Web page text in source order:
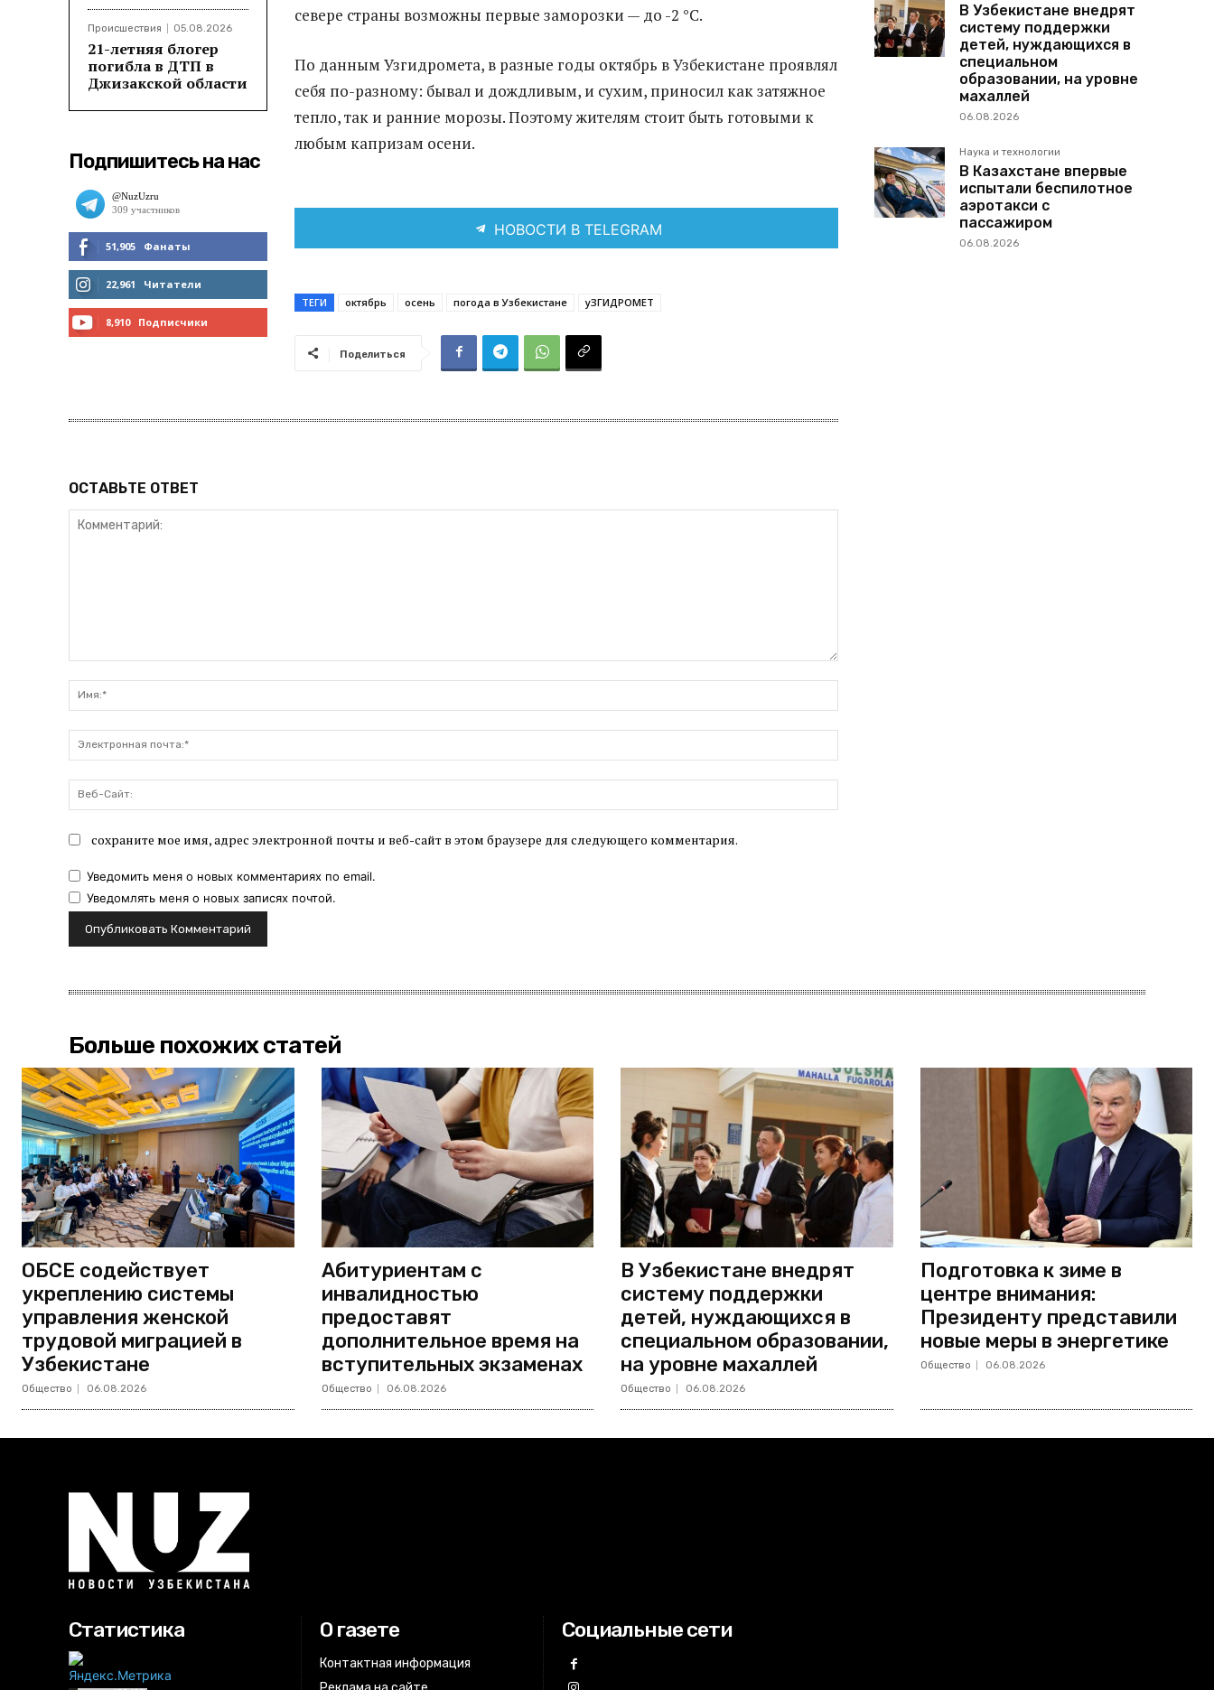
Происшествия 05.08.2026
21-летняя блогер
погибла в ДТП в
Джизакской области
Подпишитесь на нас
51,905 Фанаты
МНЕ НРАВИТСЯ
22,961 Читатели
8,910 Подписчики
севере страны возможны первые заморозки — до -2 °C.
По данным Узгидромета, в разные годы октябрь в Узбекистане проявлял
себя по-разному: бывал и дождливым, и сухим, приносил как затяжное
тепло, так и ранние морозы. Поэтому жителям стоит быть готовыми к
любым капризам осени.
НОВОСТИ В TELEGRAM
ТЕГИ октябрь осень погода в Узбекистане уЗГИДРОМЕТ
Поделиться
ОСТАВЬТЕ ОТВЕТ
почта:*
Сайт:
сохраните мое имя, адрес электронной почты и веб-сайт в этом браузере для следующего комментария.
Уведомить меня о новых комментариях по email.
Уведомлять меня о новых записях почтой.
В Узбекистане внедрят
систему поддержки
детей, нуждающихся в
специальном
образовании, на уровне
махаллей
06.08.2026
Наука и технологии
В Казахстане впервые
испытали беспилотное
аэротакси с
пассажиром
06.08.2026
Больше похожих статей
ОБСЕ содействует
укреплению системы
управления женской
трудовой миграцией в
Узбекистане
Общество 06.08.2026
Абитуриентам с
инвалидностью
предоставят
дополнительное время на
вступительных экзаменах
Общество 06.08.2026
В Узбекистане внедрят
систему поддержки
детей, нуждающихся в
специальном образовании,
на уровне махаллей
Общество 06.08.2026
Подготовка к зиме в
центре внимания:
Президенту представили
новые меры в энергетике
Общество 06.08.2026
Статистика О газете
Контактная информация
Социальные сети